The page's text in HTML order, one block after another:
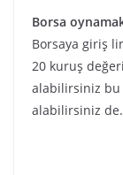
Borsa
Borsaya giriş
20 kuruş
alabilirsiniz bu
alabilirsiniz de.